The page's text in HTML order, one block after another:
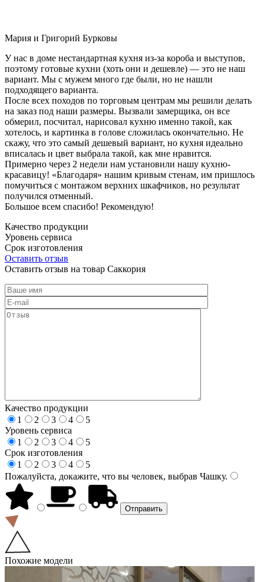
Мария и Григорий Бурковы
У нас в доме нестандартная кухня из-за короба и выступов,
поэтому готовые кухни (хоть они и дешевле) — это не наш
вариант. Мы с мужем много где были, но не нашли
подходящего варианта.
После всех походов по торговым центрам мы решили делать
на заказ под наши размеры. Вызвали замерщика, он все
обмерил, посчитал, нарисовал кухню именно такой, как
хотелось, и картинка в голове сложилась окончательно. Не
скажу, что это самый дешевый вариант, но кухня идеально
вписалась и цвет выбрала такой, как мне нравится.
Примерно через 2 недели нам установили нашу кухню-
красавицу! «Благодаря» нашим кривым стенам, им пришлось
помучиться с монтажом верхних шкафчиков, но результат
получился отменный.
Большое всем спасибо! Рекомендую!
Качество продукции
Уровень сервиса
Срок изготовления
Оставить отзыв
Оставить отзыв на товар Саккория
Качество продукции
1
2 3 4
5
Уровень сервиса
1
2 3 4
5
Срок изготовления
1
2 3 4
5
Пожалуйста, докажите, что вы человек, выбрав Чашку.
Похожие модели